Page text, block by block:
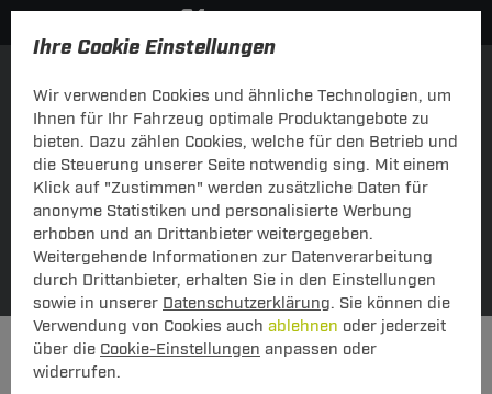
Ihre Cookie Einstellungen
Wir verwenden Cookies und ähnliche Technologien, um
Ihnen für Ihr Fahrzeug optimale Produktangebote zu
bieten. Dazu zählen Cookies, welche für den Betrieb und
die Steuerung unserer Seite notwendig sing. Mit einem
Klick auf "Zustimmen" werden zusätzliche Daten für
anonyme Statistiken und personalisierte Werbung
erhoben und an Drittanbieter weitergegeben.
Weitergehende Informationen zur Datenverarbeitung
durch Drittanbieter, erhalten Sie in den Einstellungen
sowie in unserer Datenschutzerklärung. Sie können die
Verwendung von Cookies auch ablehnen oder jederzeit
über die Cookie-Einstellungen anpassen oder
widerrufen.
Einkaufen über Fahrzeug über Schlüsselnummer
SUCHE Meine Fahrzeuge
Elektrosätze Elektrosatz 7-polig